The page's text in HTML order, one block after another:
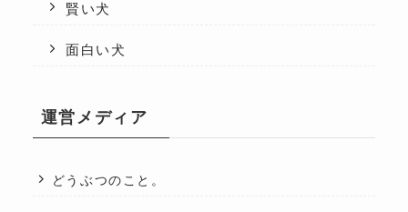
賢い犬
面白い犬
運営メディア
どうぶつのこと。